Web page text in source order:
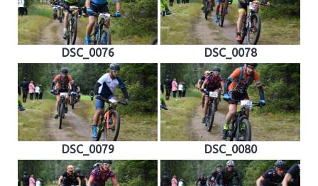
DSC_0076 DSC_0078
DSC_0079 DSC_0080